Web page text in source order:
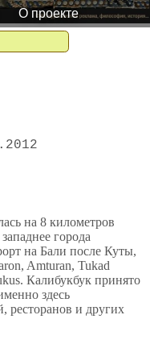
О проекте
на 8 километров
города
на Бали после Куты,
Amturan, Tukad
Калибукбук принято
здесь
ресторанов и других